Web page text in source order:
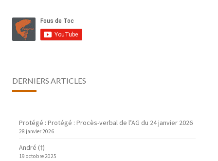
DERNIERS ARTICLES
Protégé : Protégé : Procès-verbal de l’AG du 24 janvier 2026
28 janvier 2026
André (†)
19 octobre 2025